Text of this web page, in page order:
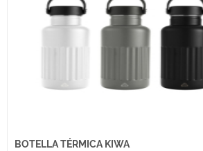
BOTELLA TÉRMICA KIWA